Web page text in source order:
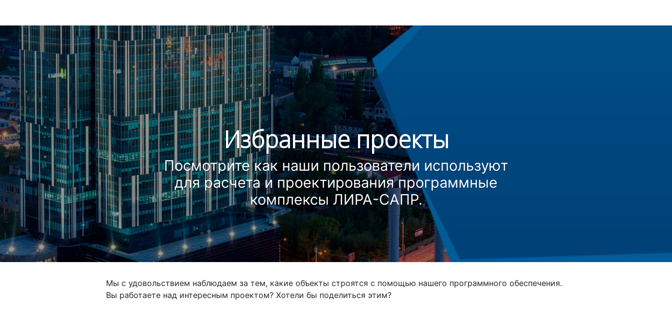
Избранные проекты
Посмотрите как наши пользователи используют
для расчета и проектирования программные
комплексы ЛИРА-САПР.
Мы с удовольствием наблюдаем за тем, какие объекты строятся с помощью нашего программного обеспечения.
Вы работаете над интересным проектом? Хотели бы поделиться этим?